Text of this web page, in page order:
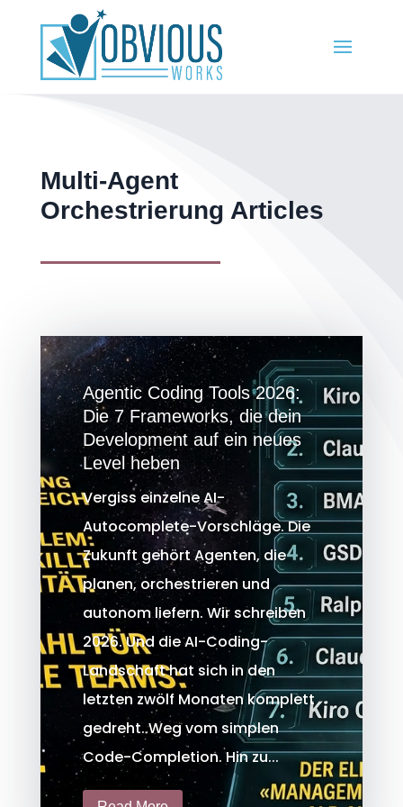
Multi-Agent
Orchestrierung Articles
Agentic Coding Tools 2026:
Die 7 Frameworks, die dein
Development auf ein neues
Level heben
Vergiss einzelne AI-
Autocomplete-Vorschläge. Die
Zukunft gehört Agenten, die
planen, orchestrieren und
autonom liefern. Wir schreiben
2026. Und die AI-Coding-
Landschaft hat sich in den
letzten zwölf Monaten komplett
gedreht. Weg vom simplen
Code-Completion. Hin zu...